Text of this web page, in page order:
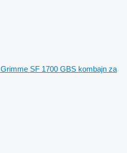
Grimme SF 1700 GBS kombajn za